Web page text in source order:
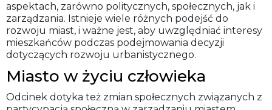
aspektach, zarówno politycznych, społecznych, jak i
zarządzania. Istnieje wiele różnych podejść do
rozwoju miast, i ważne jest, aby uwzględniać interesy
mieszkańców podczas podejmowania decyzji
dotyczących rozwoju urbanistycznego.
Miasto w życiu człowieka
Odcinek dotyka też zmian społecznych związanych z